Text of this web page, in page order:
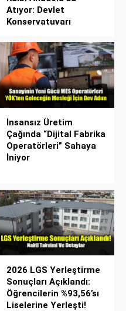
Atıyor: Devlet
Konservatuvarı
İnsansız Üretim
Çağında “Dijital Fabrika
Operatörleri” Sahaya
İniyor
2026 LGS Yerleştirme
Sonuçları Açıklandı:
Öğrencilerin %93,56’sı
Liselerine Yerleşti!